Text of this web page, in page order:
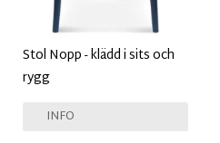
Stol Nopp - klädd i sits och
rygg
INFO